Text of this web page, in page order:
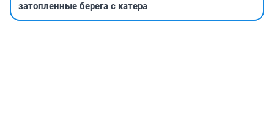
затопленные берега с катера